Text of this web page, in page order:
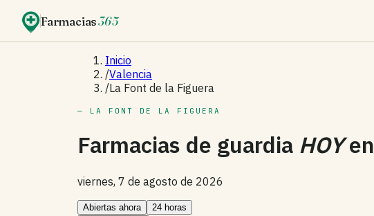
Farmacias365
Inicio
/Valencia
/La Font de la Figuera
— LA FONT DE LA FIGUERA
Farmacias de guardia HOYen
viernes, 7 de agosto de 2026
Abiertas ahora
24 horas